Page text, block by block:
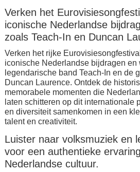
Verken het
iconische Nederlandse
zoals Teach-In en Duncan
Verken het rijke
iconische Nederlandse bijdragen en
legendarische band Teach-In en de
Duncan Laurence. Ontdek de
memorabele momenten die
laten schitteren op dit internationale
en diversiteit samenkomen in een
talent en creativiteit.
Luister naar volksmuziek en
voor een authentieke
Nederlandse cultuur.